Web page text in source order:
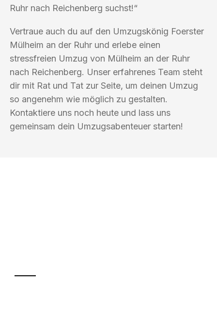
Ruhr nach Reichenberg suchst!“
Vertraue auch du auf den Umzugskönig Foerster
Mülheim an der Ruhr und erlebe einen
stressfreien Umzug von Mülheim an der Ruhr
nach Reichenberg. Unser erfahrenes Team steht
dir mit Rat und Tat zur Seite, um deinen Umzug
so angenehm wie möglich zu gestalten.
Kontaktiere uns noch heute und lass uns
gemeinsam dein Umzugsabenteuer starten!